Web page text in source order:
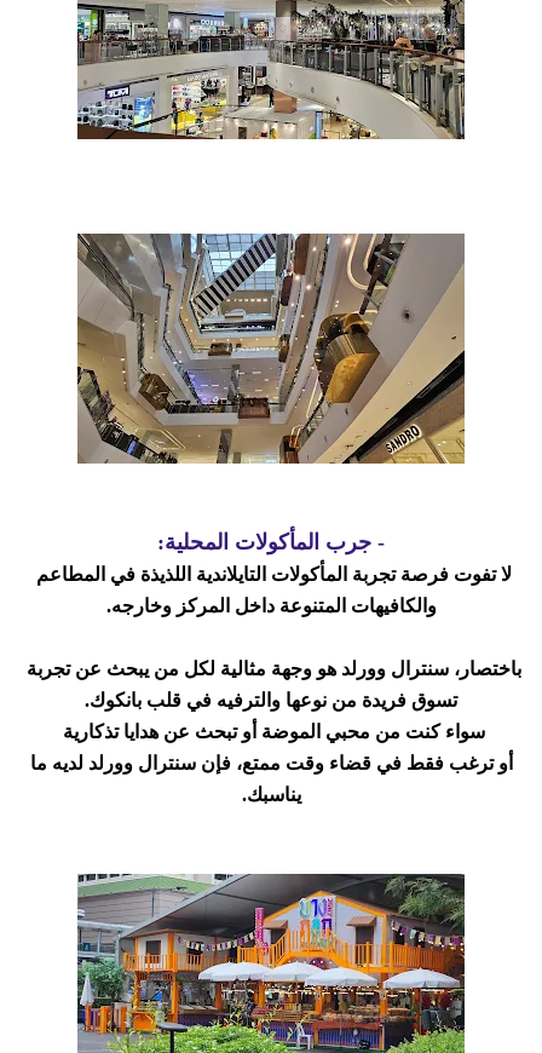
- جرب المأكولات المحلية:
لا تفوت فرصة تجربة المأكولات التايلاندية اللذيذة في المطاعم
والكافيهات المتنوعة داخل المركز وخارجه.
باختصار، سنترال وورلد هو وجهة مثالية لكل من يبحث عن تجربة
تسوق فريدة من نوعها والترفيه في قلب بانكوك.
سواء كنت من محبي الموضة أو تبحث عن هدايا تذكارية
أو ترغب فقط في قضاء وقت ممتع، فإن سنترال وورلد لديه ما
يناسبك.